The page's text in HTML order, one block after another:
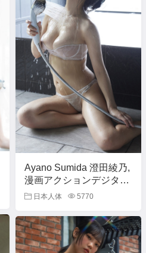
Ayano Sumida 澄田綾乃,
漫画アクションデジタル
写真集 「濡れる、いい
日本人体 5770